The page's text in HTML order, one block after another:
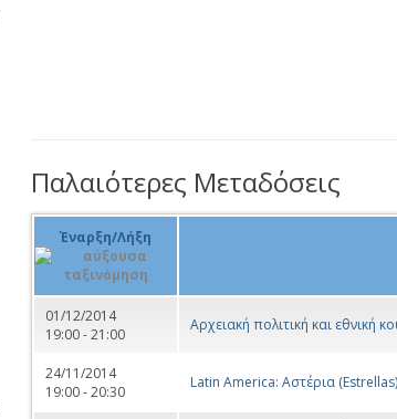
Παλαιότερες Μεταδόσεις
Έναρξη/Λήξη
01/12/2014
19:00 - 21:00
Αρχειακή πολιτική και εθνική
24/11/2014
19:00 - 20:30
Latin America: Αστέρια